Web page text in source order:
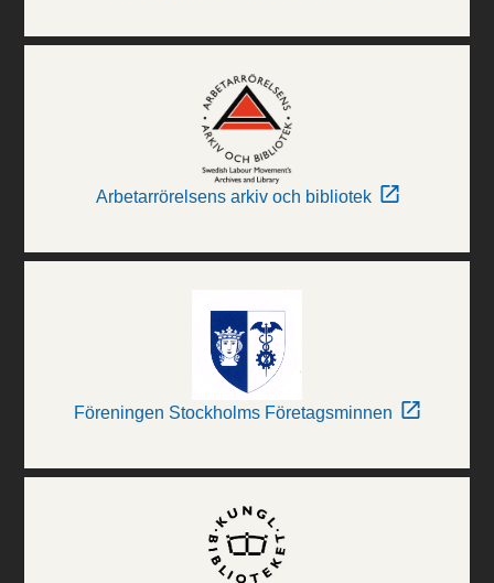
Arbetarrörelsens arkiv och bibliotek
Föreningen Stockholms Företagsminnen